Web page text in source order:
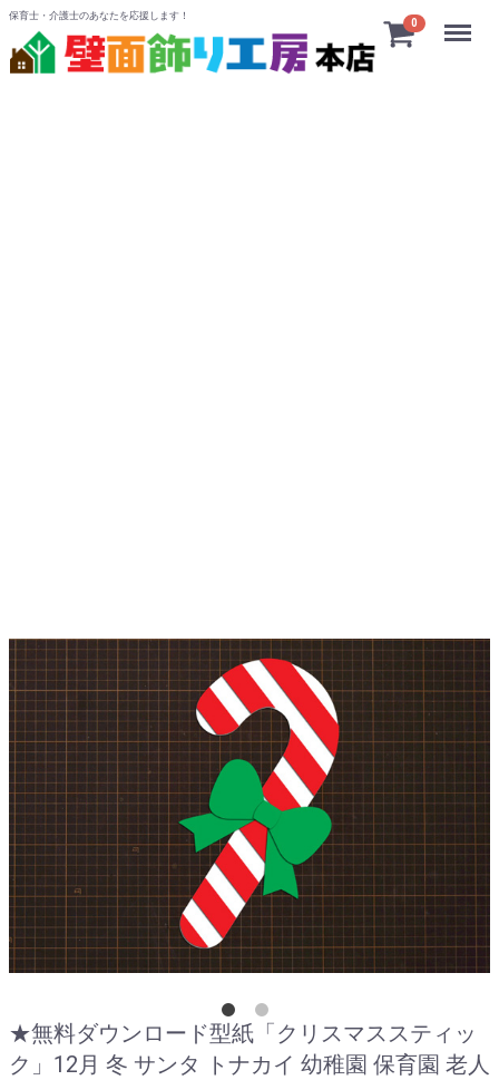
保育士・介護士のあなたを応援します！
0 Menu
★無料ダウンロード型紙「クリスマススティッ
ク」12月 冬 サンタ トナカイ 幼稚園 保育園 老人